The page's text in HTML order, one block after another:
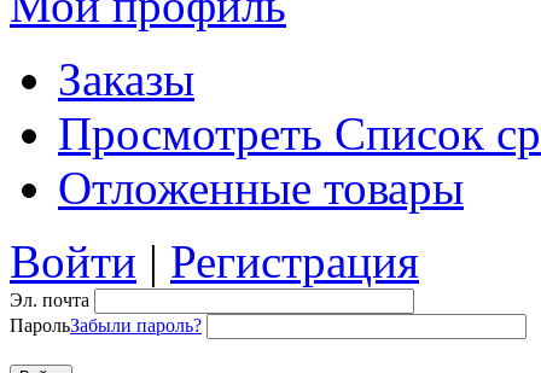
Заказы
Просмотреть Список
Отложенные товары
Войти | Регистрация
Эл. почта
ПарольЗабыли пароль?